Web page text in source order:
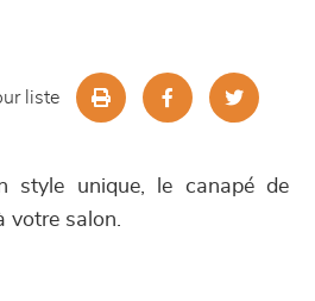
liste
style unique, le canapé de
votre salon.